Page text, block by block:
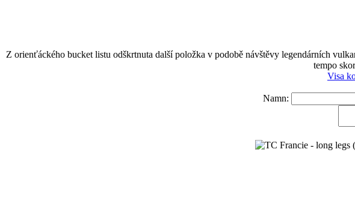
Z orienťáckého bucket listu odškrtnuta další položka v podobě návštěvy legendárních
tempo
Visa
Namn: